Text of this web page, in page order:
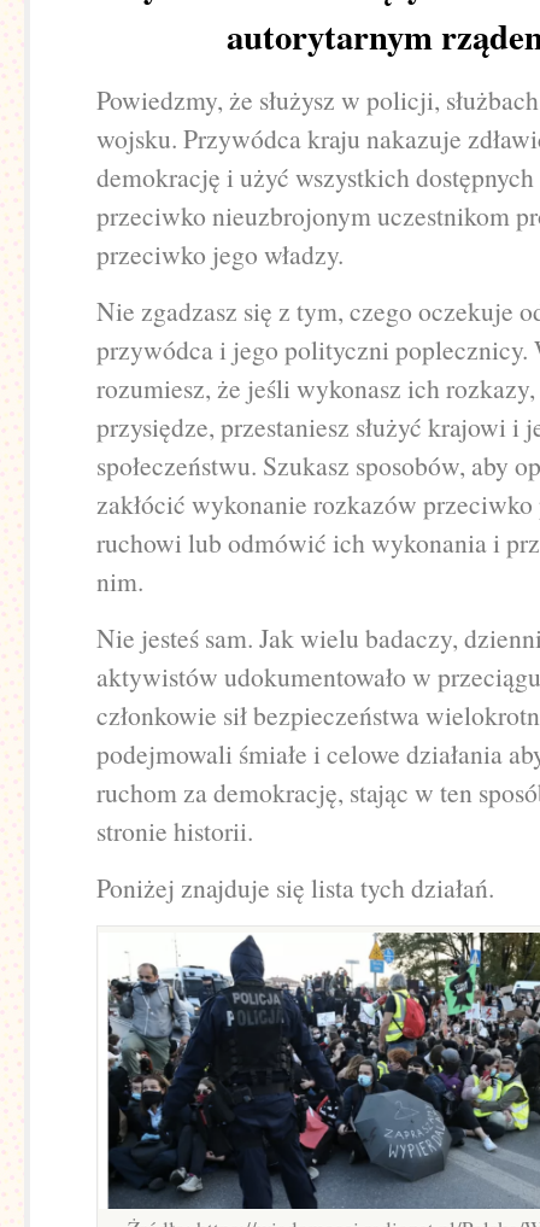
autorytarnym
Powiedzmy, że służysz w policji,
wojsku. Przywódca kraju nakazuje
demokrację i użyć wszystkich
przeciwko nieuzbrojonym uczestnikom
przeciwko jego władzy.
Nie zgadzasz się z tym, czego oczekuje
przywódca i jego polityczni poplecznicy.
rozumiesz, że jeśli wykonasz ich
przysiędze, przestaniesz służyć krajowi i
społeczeństwu. Szukasz sposobów, aby
zakłócić wykonanie rozkazów
ruchowi lub odmówić ich wykonania i
nim.
Nie jesteś sam. Jak wielu badaczy,
aktywistów udokumentowało w
członkowie sił bezpieczeństwa
podejmowali śmiałe i celowe działania
ruchom za demokrację, stając w ten
stronie historii.
Poniżej znajduje się lista tych działań.